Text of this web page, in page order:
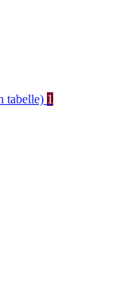
tabelle) 1